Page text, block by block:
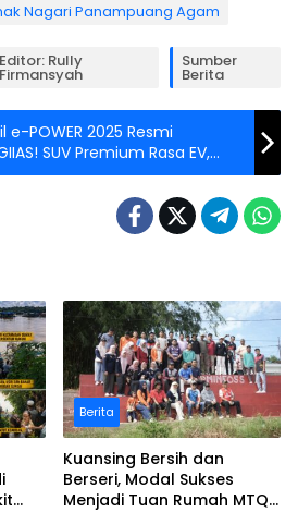
Nagari Panampuang Agam
Editor: Rully
Firmansyah
Sumber
Berita
e-POWER 2025 Resmi
SUV Premium Rasa EV,
Listrik
Berita
Kuansing Bersih dan
Berseri, Modal Sukses
Menjadi Tuan Rumah MTQ